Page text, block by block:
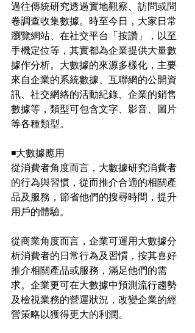
過往傳統研究透過實地觀察、訪問或問
卷調查收集數據。時至今日，大家日常
瀏覽網站、在社交平台「按讚」，以至
手機定位等，其實都為企業提供大量數
據作分析。大數據的來源多樣化，主要
來自企業的系統數據、互聯網的公開資
訊、社交網絡的活動紀錄、企業的銷售
數據等，類型可包含文字、影音、圖片
等各種類型。
◾️大數據應用
從消費者角度而言，大數據研究消費者
的行為與習慣，從而推介合適的相關產
品及服務，節省他們的搜尋時間，提升
用戶的體驗。
從商業角度而言，企業可運用大數據分
析消費者的日常行為及習慣，按其喜好
推介相關產品或服務，滿足他們的需
求。企業更可在大數據中預測流行趨勢
及檢視業務的營運狀況，改變企業的經
營策略以獲得更大的利潤。